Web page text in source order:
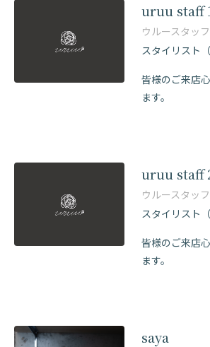
uruu staff
ウルースタッ
スタイリスト
皆様のご来店
ます。
uruu staff
ウルースタッ
スタイリスト
皆様のご来店
ます。
saya